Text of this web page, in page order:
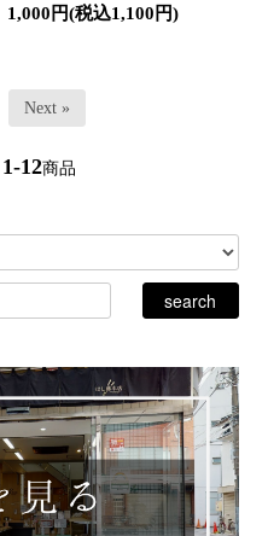
1,000円(税込1,100円)
Next »
1-12商品